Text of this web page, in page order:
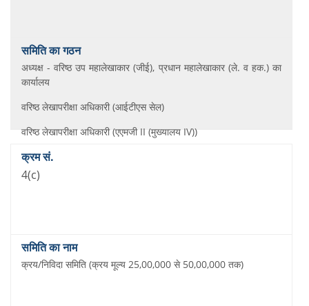
अध्यक्ष - वरिष्ठ उप महालेखाकार (जीई), प्रधान महालेखाकार (ले. व हक.) का
कार्यालय
वरिष्ठ लेखापरीक्षा अधिकारी (आईटीएस सेल)
वरिष्ठ लेखापरीक्षा अधिकारी (एएमजी II (मुख्यालय IV))
4(c)
क्रय/निविदा समिति (क्रय मूल्य 25,00,000 से 50,00,000 तक)